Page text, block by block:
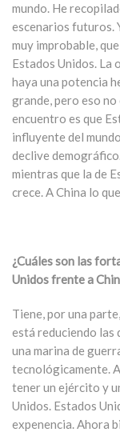
mundo. He
escenarios futuros.
muy improbable,
Estados Unidos. La
haya una potencia
grande, pero eso
encuentro es que
influyente del
declive
mientras que la de
crece. A China lo
¿Cuáles son las
Unidos frente a
Tiene, por una
está reduciendo las
una marina de
tecnológicamente.
tener un ejército y
Unidos. Estados
expenencia. Ahora